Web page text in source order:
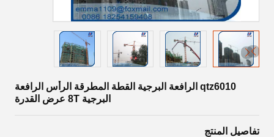
qtz6010 الرافعة البرجية القطة المطرقة الرأس الرافعة
البرجية 8T عرض القدرة
تفاصيل المنتج